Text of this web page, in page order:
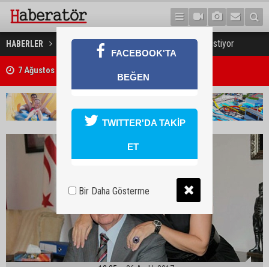
HABERLER GÜNDEM Eroğlu hanedanını sürdürmek istiyor
7 Ağustos 2026 Döviz Kurları
FACEBOOK'TA
BEĞEN
TWITTER'DA TAKİP
ET
Bir Daha Gösterme